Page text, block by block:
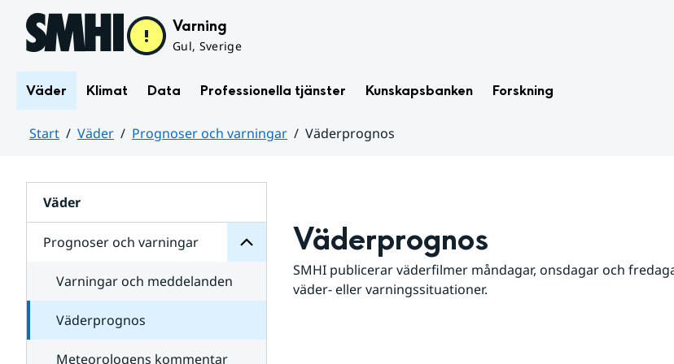
Hoppa till sidans innehåll Varning
Gul, Sverige
Väder Klimat Data Professionella tjänster Kunskapsbanken Forskning
Start Väder Prognoser och varningar
Väderprognos
Väder
Prognoser och varningar
för
varningar
Varningar och meddelanden
Väderprognos
Meteorologens kommentar
Väderprognos
SMHI publicerar väderfilmer måndagar, onsdagar och
väder- eller varningssituationer.